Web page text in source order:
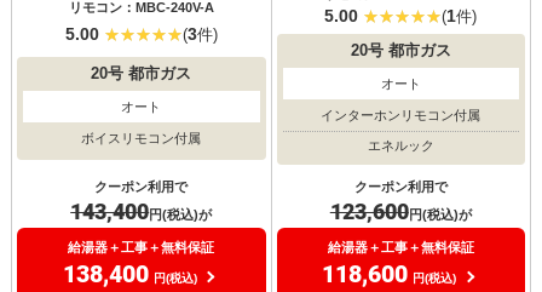
リモコン：MBC-240V-A
5.00 (3件)
20号 都市ガス
オート
ボイスリモコン付属
クーポン利用で
143,400円(税込)が
給湯器＋工事＋無料保証
138,400 円(税込)
5.00 (1件)
20号都市ガス
オート
インターホンリモコン付属
エネルック
クーポン利用で
123,600円(税込)が
給湯器＋工事＋無料保証
118,600 円(税込)